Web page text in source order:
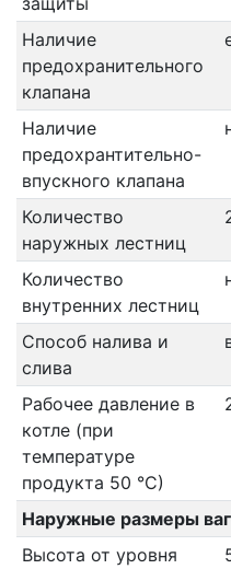
Наличие
предохранительного
клапана
Наличие
предохрантительно-
впускного клапана
Количество
наружных лестниц
Количество
внутренних лестниц
Способ налива и
слива
Рабочее давление в
котле (при
температуре
продукта 50 °С)
Наружные размеры
Высота от уровня